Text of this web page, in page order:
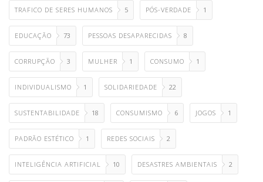
TRAFICO DE SERES HUMANOS 5 PÓS-VERDADE 1
EDUCAÇÃO 73 PESSOAS DESAPARECIDAS 8
CORRUPÇÃO 3 MULHER 1 CONSUMO 1
INDIVIDUALISMO 1 SOLIDARIEDADE 22
SUSTENTABILIDADE 18 CONSUMISMO 6 JOGOS 1
PADRÃO ESTÉTICO 1 REDES SOCIAIS 2
INTELIGÊNCIA ARTIFICIAL 10 DESASTRES AMBIENTAIS 2